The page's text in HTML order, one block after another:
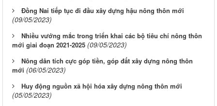
Đồng Nai tiếp tục đi đầu xây dựng hậu nông thôn mới
(09/05/2023)
Nhiều vướng mắc trong triển khai các bộ tiêu chí nông thôn
mới giai đoạn 2021-2025 (09/05/2023)
Nông dân tích cực góp tiền, góp đất xây dựng nông thôn
mới (06/05/2023)
Huy động nguồn xã hội hóa xây dựng nông thôn mới
(05/05/2023)